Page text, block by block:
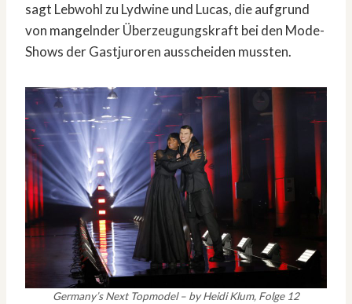
sagt Lebwohl zu Lydwine und Lucas, die aufgrund
von mangelnder Überzeugungskraft bei den Mode-
Shows der Gastjuroren ausscheiden mussten.
Germany’s Next Topmodel – by Heidi Klum, Folge 12